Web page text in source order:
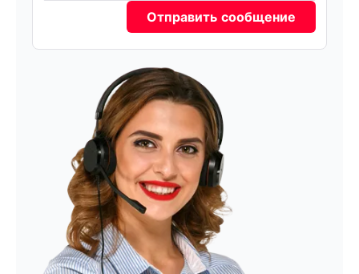
Отправить сообщение